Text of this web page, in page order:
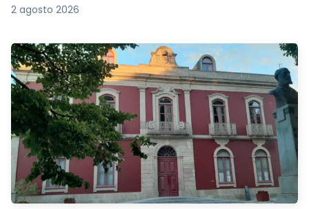
2 agosto 2026